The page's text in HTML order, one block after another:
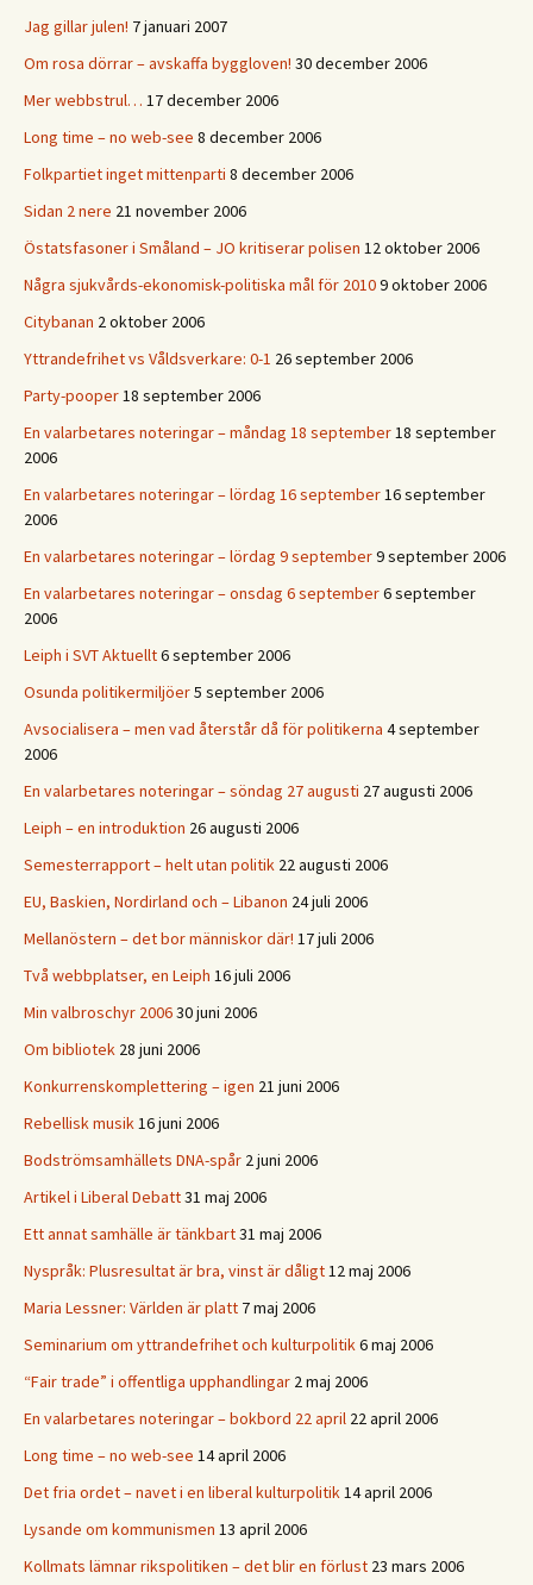
Jag gillar julen! 7 januari 2007
Om rosa dörrar – avskaffa byggloven! 30 december 2006
Mer webbstrul… 17 december 2006
Long time – no web-see 8 december 2006
Folkpartiet inget mittenparti 8 december 2006
Sidan 2 nere 21 november 2006
Östatsfasoner i Småland – JO kritiserar polisen 12 oktober 2006
Några sjukvårds-ekonomisk-politiska mål för 20109 oktober 2006
Citybanan 2 oktober 2006
Yttrandefrihet vs Våldsverkare: 0-1 26 september 2006
Party-pooper18 september 2006
En valarbetares noteringar – måndag 18 september18 september
2006
En valarbetares noteringar – lördag 16 september16 september
2006
En valarbetares noteringar – lördag 9 september9 september 2006
En valarbetares noteringar – onsdag 6 september6 september
2006
Leiph i SVT Aktuellt6 september 2006
Osunda politikermiljöer5 september 2006
Avsocialisera – men vad återstår då för politikerna 4 september
2006
En valarbetares noteringar – söndag 27 augusti 27 augusti 2006
Leiph – en introduktion 26 augusti 2006
Semesterrapport – helt utan politik 22 augusti 2006
EU, Baskien, Nordirland och – Libanon 24 juli 2006
Mellanöstern – det bor människor där! 17 juli 2006
Två webbplatser, en Leiph 16 juli 2006
Min valbroschyr 200630 juni 2006
Om bibliotek 28 juni 2006
Konkurrenskomplettering – igen 21 juni 2006
Rebellisk musik16 juni 2006
Bodströmsamhällets DNA-spår 2 juni 2006
Artikel i Liberal Debatt31 maj 2006
Ett annat samhälle är tänkbart31 maj 2006
Nyspråk: Plusresultat är bra, vinst är dåligt12 maj 2006
Maria Lessner: Världen är platt 7 maj 2006
Seminarium om yttrandefrihet och kulturpolitik6 maj 2006
“Fair trade” i offentliga upphandlingar 2 maj 2006
En valarbetares noteringar – bokbord 22 april 22 april 2006
Long time – no web-see 14 april 2006
Det fria ordet – navet i en liberal kulturpolitik14 april 2006
Lysande om kommunismen 13 april 2006
Kollmats lämnar rikspolitiken – det blir en förlust 23 mars 2006